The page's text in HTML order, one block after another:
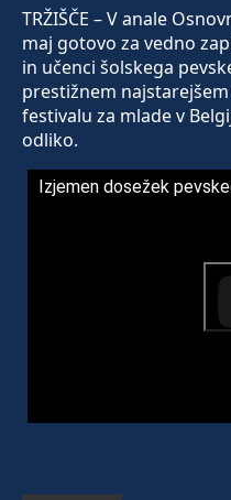
TRŽIŠČE – V anale
maj gotovo za vedno
in učenci šolskega
prestižnem
festivalu za mlade v
odliko.
Izjemen dosežek